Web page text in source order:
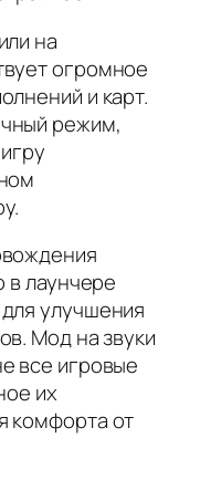
на
огромное
и карт.
режим,
в лаунчере
улучшения
Мод на звуки
все игровые
их
комфорта от